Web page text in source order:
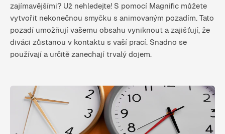
zajímavějšími? Už nehledejte! S pomocí Magnific můžete
vytvořit nekonečnou smyčku s animovaným pozadím. Tato
pozadí umožňují vašemu obsahu vyniknout a zajišťují, že
diváci zůstanou v kontaktu s vaší prací. Snadno se
používají a určitě zanechají trvalý dojem.